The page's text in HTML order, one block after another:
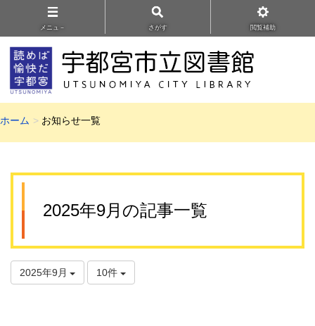
メニュ－ さがす 閲覧補助
ホーム お知らせ一覧
2025年9月の記事一覧
2025年9月 10件